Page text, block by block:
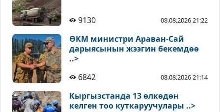
9130 08.08.2026 21:22
ӨКМ министри Араван-Сай
дарыясынын жээгин бекемдөө
..>
6842
08.08.2026 21:14
Кыргызстанда 13 өлкөдөн
келген тоо куткаруучулары ..>